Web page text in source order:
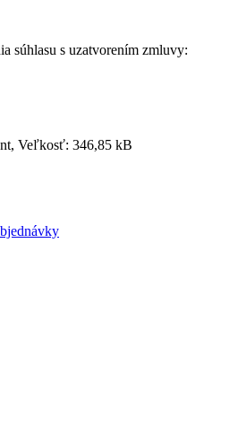
súhlasu s uzatvorením zmluvy:
Veľkosť: 346,85 kB